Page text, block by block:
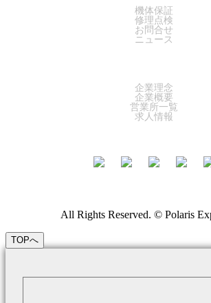
機体保証
修理点検
お問合せ
ニュース
企業理念
企業概要
営業所一覧
求人情報
All Rights Reserved. © Polaris
TOPへ